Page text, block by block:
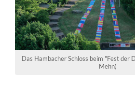
Das Hambacher Schloss beim "Fest der
Mehn)